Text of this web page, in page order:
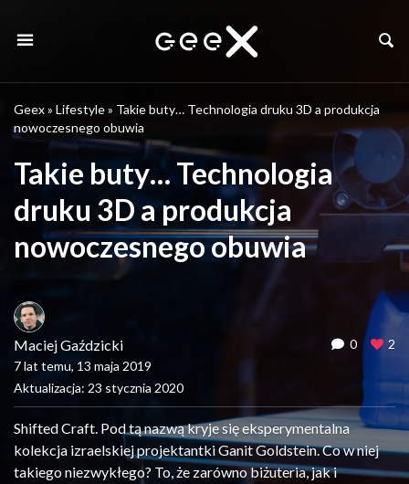
Geex» Lifestyle» Takie buty… Technologia druku 3D a produkcja
nowoczesnego obuwia
Takie buty… Technologia
druku 3D a produkcja
nowoczesnego obuwia
Maciej Gaździcki
7 lat temu, 13 maja 2019
Aktualizacja: 23 stycznia 2020
0 2
Shifted Craft. Pod tą nazwą kryje się eksperymentalna
kolekcja izraelskiej projektantki Ganit Goldstein. Co w niej
takiego niezwykłego? To, że zarówno biżuteria, jak i